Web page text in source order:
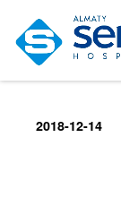
2018-12-14